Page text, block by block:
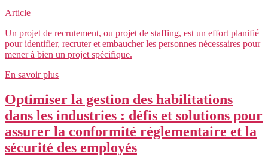
Article
Un projet de recrutement, ou projet de staffing, est un effort planifié
pour identifier, recruter et embaucher les personnes nécessaires pour
mener à bien un projet spécifique.
En savoir plus
Optimiser la gestion des habilitations
dans les industries : défis et solutions pour
assurer la conformité réglementaire et la
sécurité des employés